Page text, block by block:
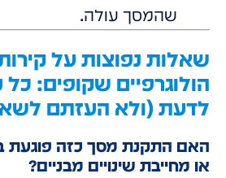
שהמסך עולה.
שאלות נפוצות על
הולוגרפיים שקופים:
לדעת (ולא העזתם
האם התקנת מסך כזה פוגעת
או מחייבת שינויים מבניים?